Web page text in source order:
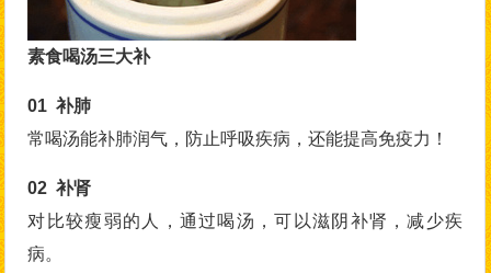
素食喝汤三大补
01 补肺
常喝汤能补肺润气，防止呼吸疾病，还能提高免疫力！
02 补肾
对比较瘦弱的人，通过喝汤，可以滋阴补肾，减少疾
病。